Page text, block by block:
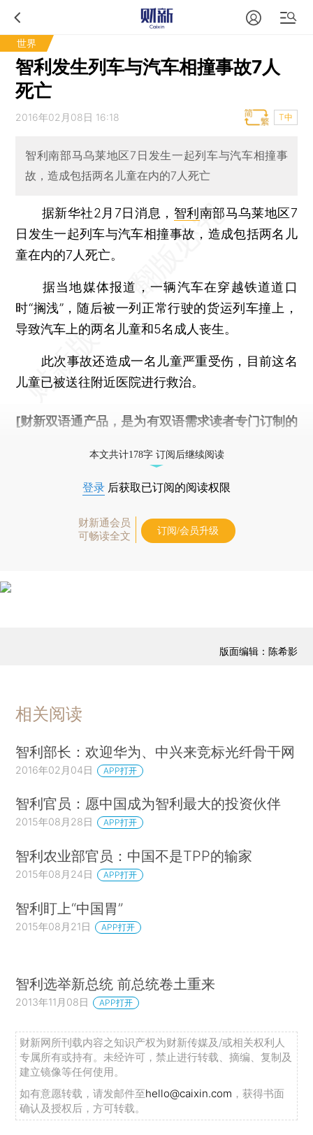
世界
智利发生列车与汽车相撞事故7人
死亡
2016年02月08日 16:18 T中
智利南部马乌莱地区7日发生一起列车与汽车相撞事
故，造成包括两名儿童在内的7人死亡
据新华社2月7日消息， 智利 南部马乌莱地区7
日发生一起列车与汽车相撞事故，造成包括两名儿
童在内的7人死亡。
据当地媒体报道，一辆汽车在穿越铁道道口
时“搁浅”，随后被一列正常行驶的货运列车撞上，
导致汽车上的两名儿童和5名成人丧生。
此次事故还造成一名儿童严重受伤，目前这名
儿童已被送往附近医院进行救治。
[财新双语通产品，是为有双语需求读者专门订制的
本文共计178字 订阅后继续阅读
登录 后获取已订阅的阅读权限
财新通会员
可畅读全文
订阅/会员升级
版面编辑：陈希影
相关阅读
智利部长：欢迎华为、中兴来竞标光纤骨干网
2016年02月04日 APP打开
智利官员：愿中国成为智利最大的投资伙伴
2015年08月28日 APP打开
智利农业部官员：中国不是TPP的输家
2015年08月24日 APP打开
智利盯上“中国胃”
2015年08月21日 APP打开
智利选举新总统 前总统卷土重来
2013年11月08日 APP打开
财新网所刊载内容之知识产权为财新传媒及/或相关权利人
专属所有或持有。未经许可，禁止进行转载、摘编、复制及
建立镜像等任何使用。
如有意愿转载，请发邮件至hello@caixin.com ，获得书面
确认及授权后，方可转载。